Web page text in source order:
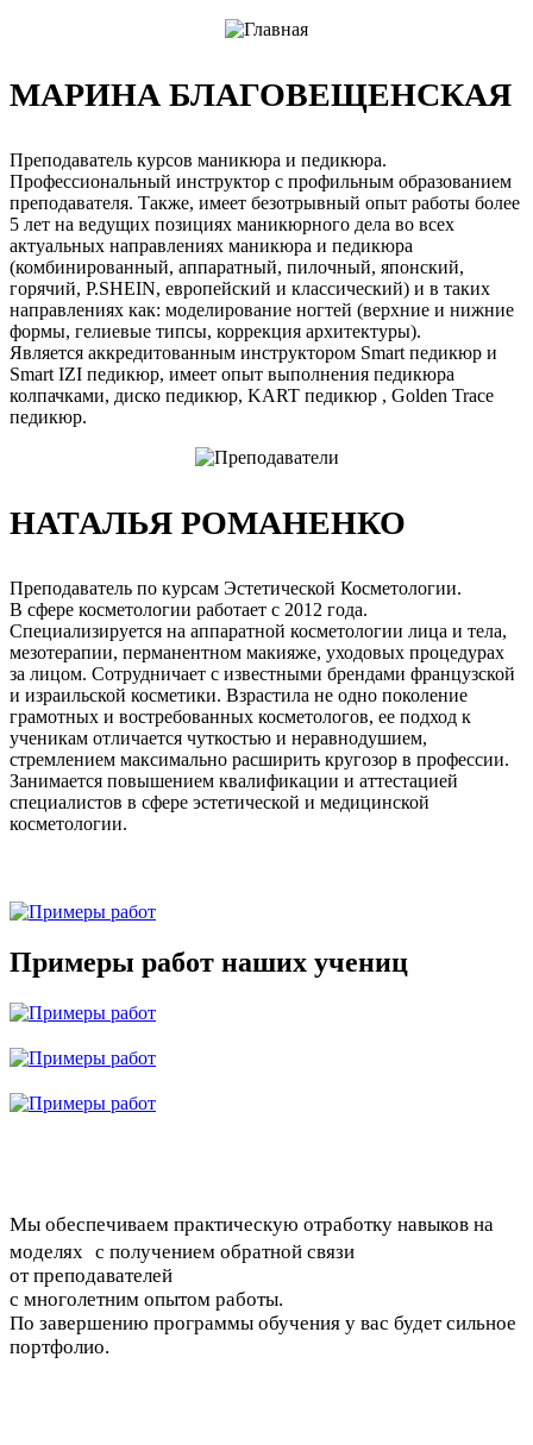
МАРИНА БЛАГОВЕЩЕНСКАЯ
Преподаватель курсов маникюра и педикюра.
Профессиональный инструктор с профильным образованием
преподавателя. Также, имеет безотрывный опыт работы более
5 лет на ведущих позициях маникюрного дела во всех
актуальных направлениях маникюра и педикюра
(комбинированный, аппаратный, пилочный, японский,
горячий, P.SHEIN, европейский и классический) и в таких
направлениях как: моделирование ногтей (верхние и нижние
формы, гелиевые типсы, коррекция архитектуры).
Является аккредитованным инструктором Smart педикюр и
Smart IZI педикюр, имеет опыт выполнения педикюра
колпачками, диско педикюр, KART педикюр , Golden Trace
педикюр.
НАТАЛЬЯ РОМАНЕНКО
Преподаватель по курсам Эстетической Косметологии.
В сфере косметологии работает с 2012 года.
Специализируется на аппаратной косметологии лица и тела,
мезотерапии, перманентном макияже, уходовых процедурах
за лицом. Сотрудничает с известными брендами французской
и израильской косметики. Взрастила не одно поколение
грамотных и востребованных косметологов, ее подход к
ученикам отличается чуткостью и неравнодушием,
стремлением максимально расширить кругозор в профессии.
Занимается повышением квалификации и аттестацией
специалистов в сфере эстетической и медицинской
косметологии.
Примеры работ наших учениц
Мы обеспечиваем практическую отработку навыков на
моделях с получением обратной связи
от преподавателей
с многолетним опытом работы.
По завершению программы обучения у вас будет сильное
портфолио.